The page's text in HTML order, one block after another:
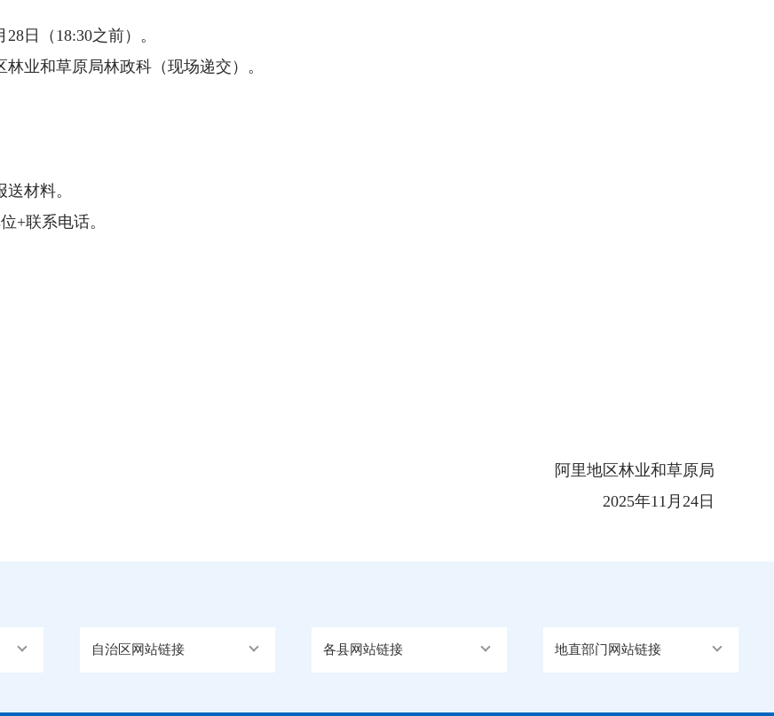
日（18:30之前）。
业和草原局林政科（现场递交）。
材料。
+联系电话。
阿里地区林业和草原局
2025年11月24日
自治区网站链接 各县网站链接 地直部门网站链接